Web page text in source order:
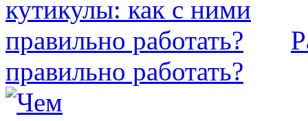
правильно работать?